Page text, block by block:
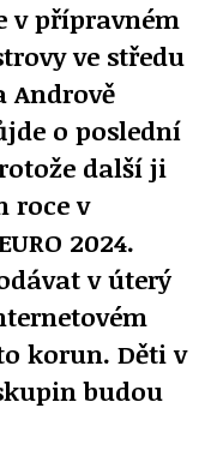
v přípravném
ve středu
Andrově
o poslední
další ji
roce v
2024.
v úterý
korun. Děti v
budou